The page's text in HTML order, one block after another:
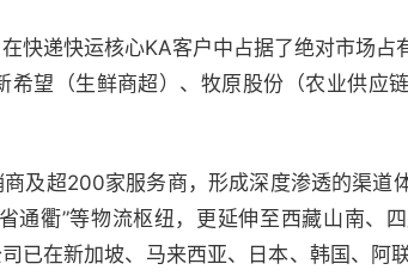
快递快运核心KA客户中占据了绝对市场占
希望（生鲜商超）、牧原股份（农业供应
及超200家服务商，形成深度渗透的渠道
通衢”等物流枢纽，更延伸至西藏山南、
已在新加坡、马来西亚、日本、韩国、阿